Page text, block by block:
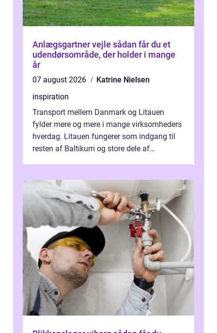
Anlægsgartner vejle sådan får du et
udendørsområde, der holder i mange
år
07 august 2026
Katrine Nielsen
inspiration
Transport mellem Danmark og Litauen
fylder mere og mere i mange virksomheders
hverdag. Litauen fungerer som indgang til
resten af Baltikum og store dele af